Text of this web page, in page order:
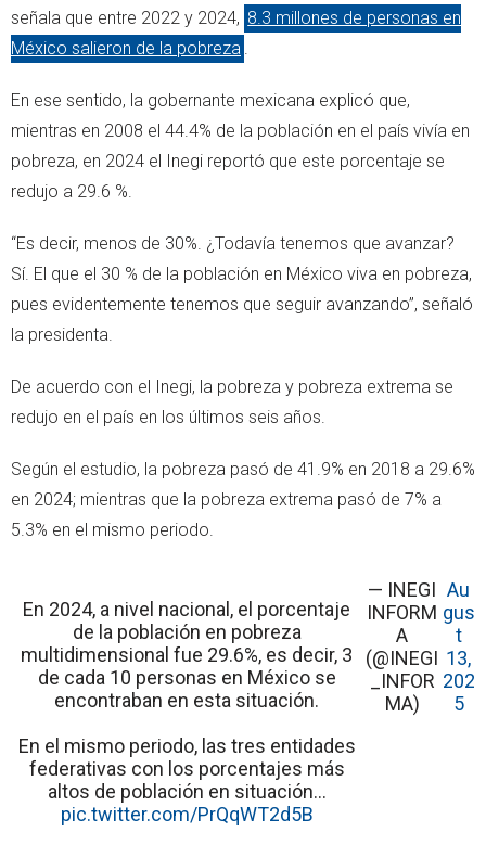
señala que entre 2022 y 2024, 8.3 millones de personas en
México salieron de la pobreza .
En ese sentido, la gobernante mexicana explicó que,
mientras en 2008 el 44.4% de la población en el país vivía en
pobreza, en 2024 el Inegi reportó que este porcentaje se
redujo a 29.6 %.
“Es decir, menos de 30%. ¿Todavía tenemos que avanzar?
Sí. El que el 30 % de la población en México viva en pobreza,
pues evidentemente tenemos que seguir avanzando”, señaló
la presidenta.
De acuerdo con el Inegi, la pobreza y pobreza extrema se
redujo en el país en los últimos seis años.
Según el estudio, la pobreza pasó de 41.9% en 2018 a 29.6%
en 2024; mientras que la pobreza extrema pasó de 7% a
5.3% en el mismo periodo.
En 2024, a nivel nacional, el porcentaje
de la población en pobreza
multidimensional fue 29.6%, es decir, 3
de cada 10 personas en México se
encontraban en esta situación.
En el mismo periodo, las tres entidades
federativas con los porcentajes más
altos de población en situación…
pic.twitter.com/PrQqWT2d5B
— INEGI
INFORM
A
(@INEGI
_INFOR
MA)
Au
gus
t
13,
202
5